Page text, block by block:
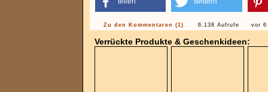
Zu den Kommentaren (1) 6.138 Aufrufe vor 6
Verrückte Produkte & Geschenkideen: